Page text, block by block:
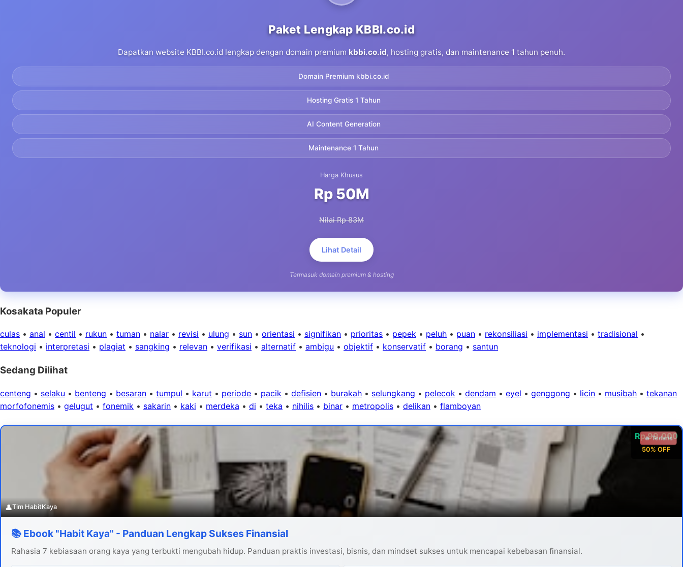
Paket Lengkap KBBI.co.id
Dapatkan website KBBI.co.id lengkap dengan domain premium kbbi.co.id, hosting gratis, dan maintenance 1 tahun penuh.
Domain Premium kbbi.co.id
Hosting Gratis 1 Tahun
AI Content Generation
Maintenance 1 Tahun
Harga Khusus
Rp 50M
Nilai Rp 83M
Lihat Detail
Termasuk domain premium & hosting
Kosakata Populer
culas • anal • centil • rukun • tuman • nalar • revisi • ulung • sun • orientasi • signifikan • prioritas • pepek • peluh • puan • rekonsiliasi • implementasi • tradisional •
teknologi • interpretasi • plagiat • sangking • relevan • verifikasi • alternatif • ambigu • objektif • konservatif • borang • santun
Sedang Dilihat
centeng • selaku • benteng • besaran • tumpul • karut • periode • pacik • defisien • burakah • selungkang • pelecok • dendam • eyel • genggong • licin • musibah • tekanan
morfofonemis • gelugut • fonemik • sakarin • kaki • merdeka • di • teka • nihilis • binar • metropolis • delikan • flamboyan
Rp 99.000
50% OFF
🔥 Terlaris
👤Tim HabitKaya
📚 Ebook "Habit Kaya" - Panduan Lengkap Sukses Finansial
Rahasia 7 kebiasaan orang kaya yang terbukti mengubah hidup. Panduan praktis investasi, bisnis, dan mindset sukses untuk mencapai kebebasan finansial.